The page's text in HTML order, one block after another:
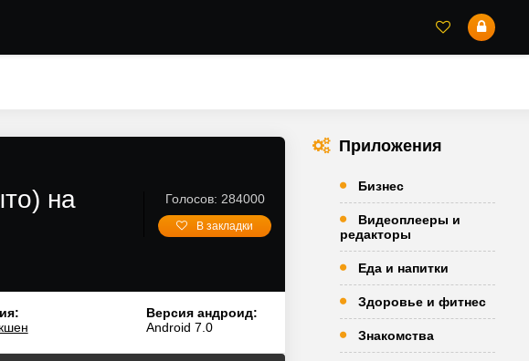
на
Голосов: 284000
В закладки
Версия андроид:
Android 7.0
Приложения
Бизнес
Видеоплееры и
редакторы
Еда и напитки
Здоровье и фитнес
Знакомства